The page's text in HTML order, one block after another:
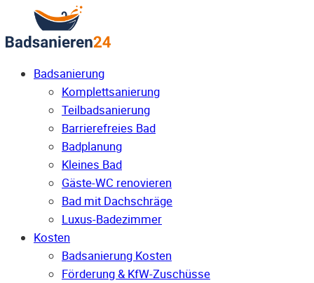
Badsanierung
Komplettsanierung
Teilbadsanierung
Barrierefreies Bad
Badplanung
Kleines Bad
Gäste-WC renovieren
Bad mit Dachschräge
Luxus-Badezimmer
Kosten
Badsanierung Kosten
Förderung & KfW-Zuschüsse